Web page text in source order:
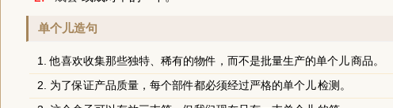
单个儿造句
1. 他喜欢收集那些独特、稀有的物件，而不是批量生产的单个儿商品。
2. 为了保证产品质量，每个部件都必须经过严格的单个儿检测。